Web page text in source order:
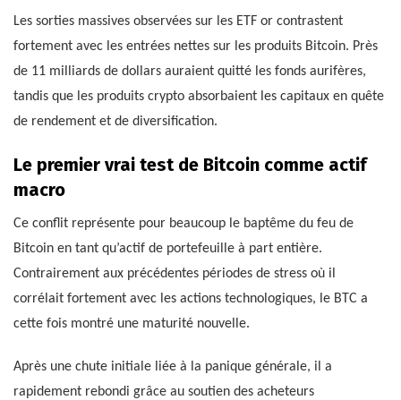
Les sorties massives observées sur les ETF or contrastent
fortement avec les entrées nettes sur les produits Bitcoin. Près
de 11 milliards de dollars auraient quitté les fonds aurifères,
tandis que les produits crypto absorbaient les capitaux en quête
de rendement et de diversification.
Le premier vrai test de Bitcoin comme actif
macro
Ce conflit représente pour beaucoup le baptême du feu de
Bitcoin en tant qu’actif de portefeuille à part entière.
Contrairement aux précédentes périodes de stress où il
corrélait fortement avec les actions technologiques, le BTC a
cette fois montré une maturité nouvelle.
Après une chute initiale liée à la panique générale, il a
rapidement rebondi grâce au soutien des acheteurs